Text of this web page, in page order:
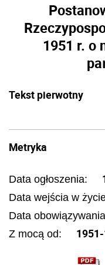
1951 r. o
Tekst pierwotny
Metryka
Data ogłoszenia:
Data wejścia w
Data
Z mocą od: